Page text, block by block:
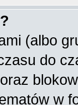
(albo
do
w